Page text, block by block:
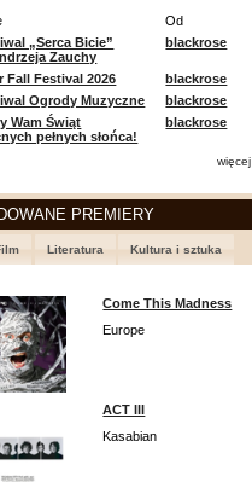
Od
„Serca Bicie”
Zauchy
blackrose
Fall Festival 2026
blackrose
Ogrody Muzyczne
blackrose
Wam Świąt
pełnych słońca!
blackrose
więcej
PREMIERY
Literatura Kultura i sztuka
Come This Madness
Europe
ACT III
Kasabian